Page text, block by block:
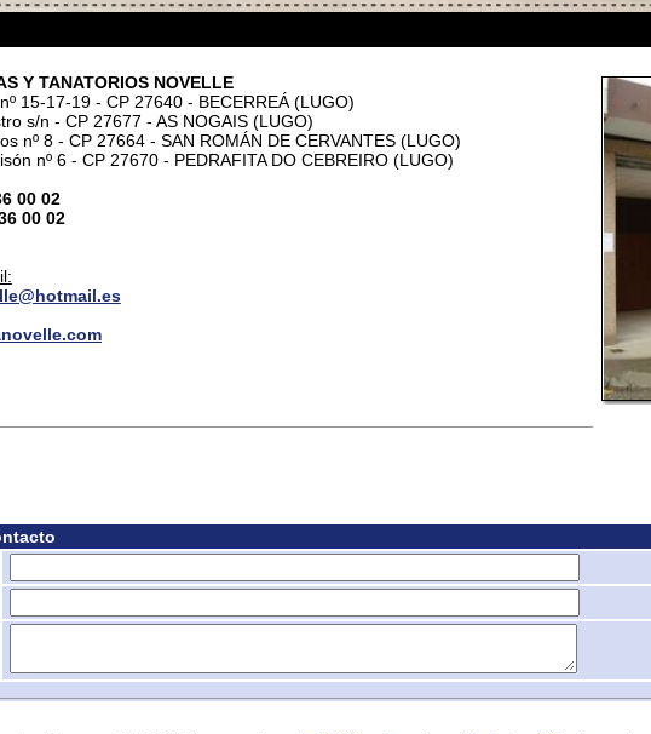
19 - CP 27640 - BECERREÁ (LUGO)
CP 27677 - AS NOGAIS (LUGO)
- CP 27664 - SAN ROMÁN DE CERVANTES (LUGO)
- CP 27670 - PEDRAFITA DO CEBREIRO (LUGO)
por reCAPTCHA y se aplican laPolítica de privacidady losTérminos de servicio